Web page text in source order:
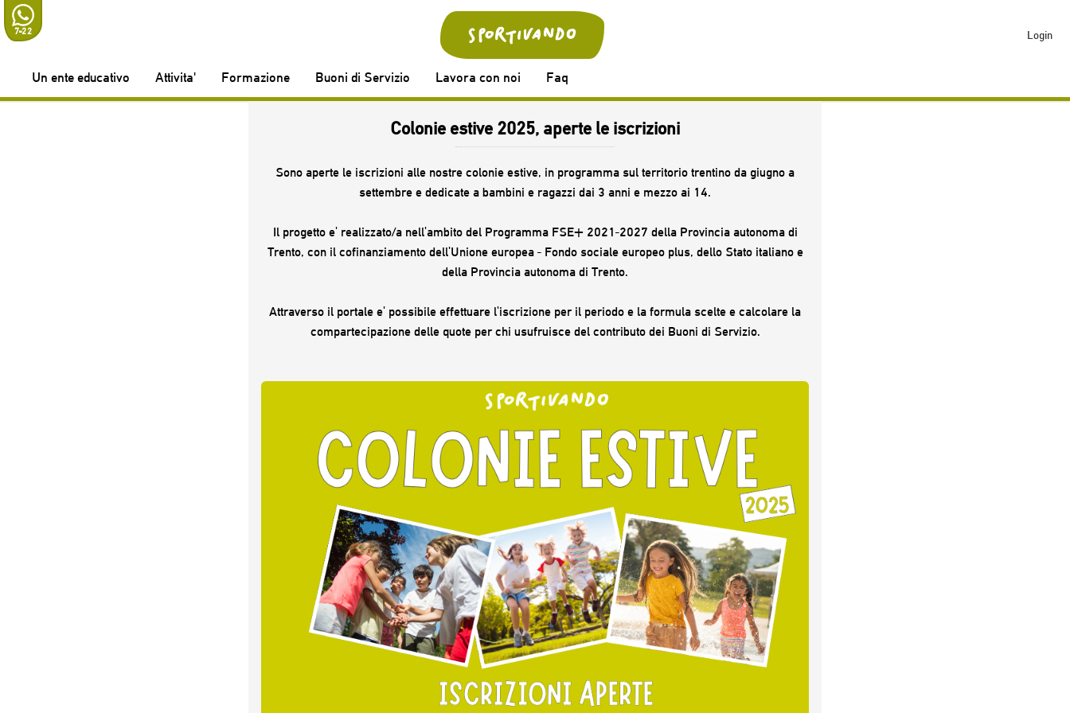
7-22 Login
Un ente educativo Attivita' Formazione Buoni di Servizio Lavora con noi Faq
Colonie estive 2025, aperte le iscrizioni
Sono aperte le iscrizioni alle nostre colonie estive, in programma sul territorio trentino da giugno a
settembre e dedicate a bambini e ragazzi dai 3 anni e mezzo ai 14.
Il progetto e' realizzato/a nell'ambito del Programma FSE+ 2021-2027 della Provincia autonoma di
Trento, con il cofinanziamento dell'Unione europea - Fondo sociale europeo plus, dello Stato italiano e
della Provincia autonoma di Trento.
Attraverso il portale e' possibile effettuare l'iscrizione per il periodo e la formula scelte e calcolare la
compartecipazione delle quote per chi usufruisce del contributo dei Buoni di Servizio.